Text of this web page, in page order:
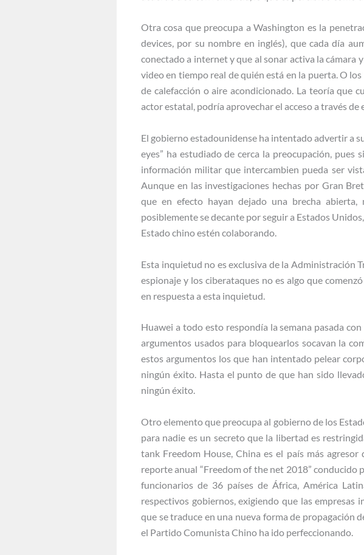
Otra cosa que preocupa a Washington es la
devices, por su nombre en inglés), que cada día
conectado a internet y que al sonar activa la cámara
video en tiempo real de quién está en la puerta. O
de calefacción o aire acondicionado. La teoría que
actor estatal, podría aprovechar el acceso a través
El gobierno estadounidense ha intentado advertir a
eyes” ha estudiado de cerca la preocupación,
información militar que intercambien pueda ser
Aunque en las investigaciones hechas por Gran
que en efecto hayan dejado una brecha
posiblemente se decante por seguir a Estados
Estado chino estén colaborando.
Esta inquietud no es exclusiva de la Administración
espionaje y los ciberataques no es algo que
en respuesta a esta inquietud.
Huawei a todo esto respondía la semana pasada
argumentos usados para bloquearlos socavan la
estos argumentos los que han intentado pelear
ningún éxito. Hasta el punto de que han sido
ningún éxito.
Otro elemento que preocupa al gobierno de los
para nadie es un secreto que la libertad es
tank Freedom House, China es el país más
reporte anual “Freedom of the net 2018”
funcionarios de 36 países de África, América
respectivos gobiernos, exigiendo que las
que se traduce en una nueva forma de propagación
el Partido Comunista Chino ha ido perfeccionando.